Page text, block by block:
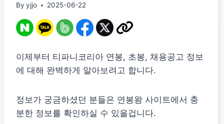
By yjjo 2025-06-22
이제부터 티파니코리아 연봉, 초봉, 채용공고 정보
에 대해 완벽하게 알아보려고 합니다.
정보가 궁금하셨던 분들은 연봉왕 사이트에서 충
분한 정보를 확인하실 수 있을겁니다.